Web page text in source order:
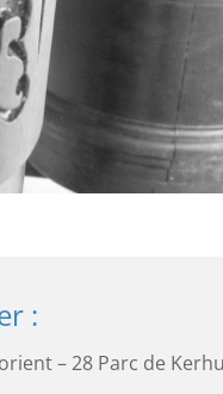
:
– 28 Parc de